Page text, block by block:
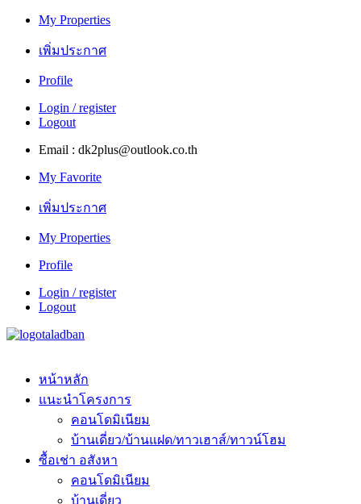
My Properties
เพิ่มประกาศ
Profile
Login / register
Logout
Email : dk2plus@outlook.co.th
My Favorite
เพิ่มประกาศ
My Properties
Profile
Login / register
Logout
หน้าหลัก
แนะนำโครงการ
คอนโดมิเนียม
บ้านเดี่ยว/บ้านแฝด/ทาวเฮาส์/ทาวน์โฮม
ซื้อเช่า อสังหา
คอนโดมิเนียม
บ้านเดี่ยว